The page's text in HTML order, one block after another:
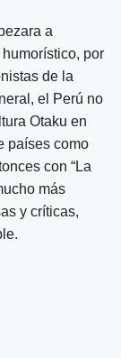
a
por
de la
el Perú no
Otaku en
países como
con “La
más
y críticas,